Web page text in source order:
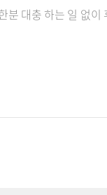
분 대충 하는 일 없